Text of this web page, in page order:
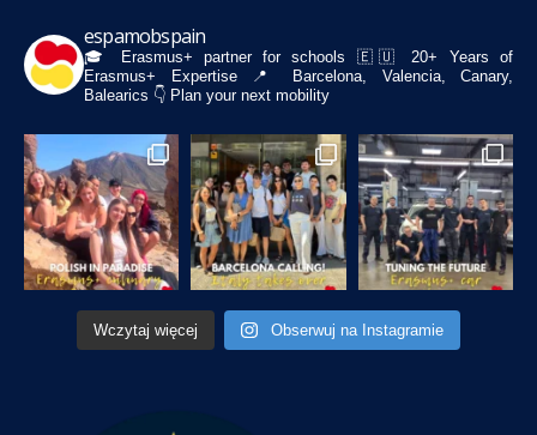
espamobspain
🎓 Erasmus+ partner for schools 🇪🇺 20+ Years of
Erasmus+ Expertise📍 Barcelona, Valencia, Canary,
Balearics 👇 Plan your next mobility
Wczytaj więcej Obserwuj na Instagramie